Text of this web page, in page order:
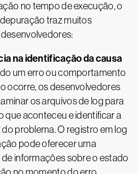
no tempo de execução, o
traz muitos
na identificação da causa
um erro ou comportamento
ocorre, os desenvolvedores
os arquivos de log para
que aconteceu e identificar a
do problema. O registro em log
pode oferecer uma
informações sobre o estado